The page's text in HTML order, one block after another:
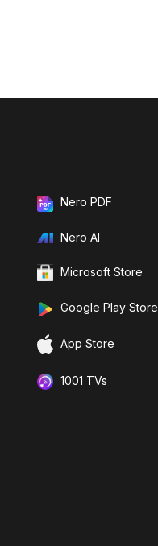
Nero PDF
Nero AI
Microsoft Store
Google Play Store
App Store
1001 TVs